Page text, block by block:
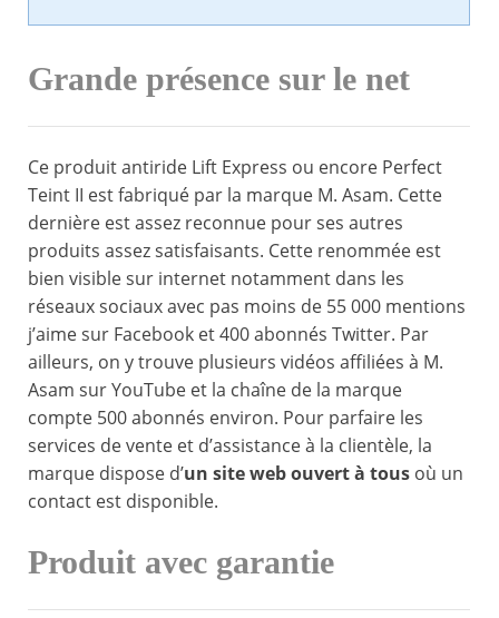
Grande présence sur le net
Ce produit antiride Lift Express ou encore Perfect
Teint II est fabriqué par la marque M. Asam. Cette
dernière est assez reconnue pour ses autres
produits assez satisfaisants. Cette renommée est
bien visible sur internet notamment dans les
réseaux sociaux avec pas moins de 55 000 mentions
j’aime sur Facebook et 400 abonnés Twitter. Par
ailleurs, on y trouve plusieurs vidéos affiliées à M.
Asam sur YouTube et la chaîne de la marque
compte 500 abonnés environ. Pour parfaire les
services de vente et d’assistance à la clientèle, la
marque dispose d’un site web ouvert à tous où un
contact est disponible.
Produit avec garantie